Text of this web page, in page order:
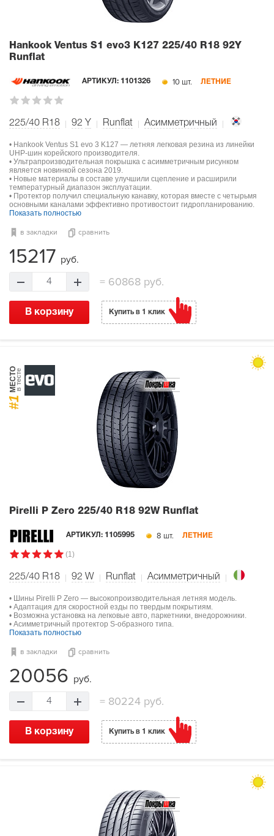
Hankook Ventus S1 evo3 K127 225/40 R18 92Y
Runflat
АРТИКУЛ: 1101326 10 шт. ЛЕТНИЕ
225/40 R18 92 Y Runflat Асимметричный
• Hankook Ventus S1 evo 3 K127 — летняя легковая резина из линейки
UHP-шин корейского производителя.
• Ультрапроизводительная покрышка с асимметричным рисунком
является новинкой сезона 2019.
• Новые материалы в составе улучшили сцепление и расширили
температурный диапазон эксплуатации.
• Протектор получил специальную канавку, которая вместе с четырьмя
основными каналами эффективно противостоит гидропланированию.
Показать полностью
в закладки сравнить
15217 руб.
4 = 60868 руб.
В корзину Купить в 1 клик
#1
МЕСТОв тесте
Pirelli P Zero 225/40 R18 92W Runflat
АРТИКУЛ: 1105995 8 шт. ЛЕТНИЕ
(1)
225/40 R18 92 W Runflat Асимметричный
• Шины Pirelli P Zero — высокопроизводительная летняя модель.
• Адаптация для скоростной езды по твердым покрытиям.
• Возможна установка на легковые авто, паркетники, внедорожники.
• Асимметричный протектор S-образного типа.
Показать полностью
в закладки сравнить
20056 руб.
4 = 80224 руб.
В корзину Купить в 1 клик